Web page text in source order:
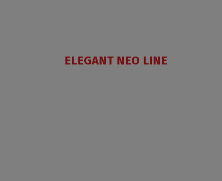
ELEGANT NEO LINE